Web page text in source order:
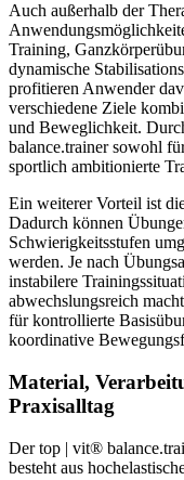
Auch außerhalb der
Training,
dynamische
profitieren Anwender
verschiedene Ziele
und Beweglichkeit.
balance.trainer sowohl
sportlich ambitionierte
Ein weiterer Vorteil ist
Dadurch können
Schwierigkeitsstufen
werden. Je nach
instabilere
abwechslungsreich
für kontrollierte
koordinative
Material,
Praxisalltag
Der top | vit®
besteht aus